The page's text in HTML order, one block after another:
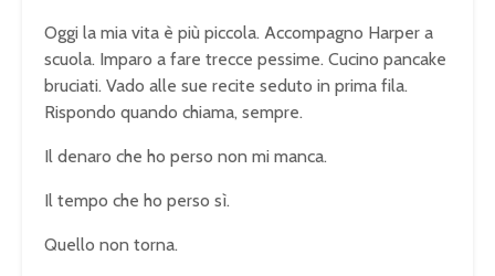
Oggi la mia vita è più piccola. Accompagno Harper a
scuola. Imparo a fare trecce pessime. Cucino pancake
bruciati. Vado alle sue recite seduto in prima fila.
Rispondo quando chiama, sempre.
Il denaro che ho perso non mi manca.
Il tempo che ho perso sì.
Quello non torna.